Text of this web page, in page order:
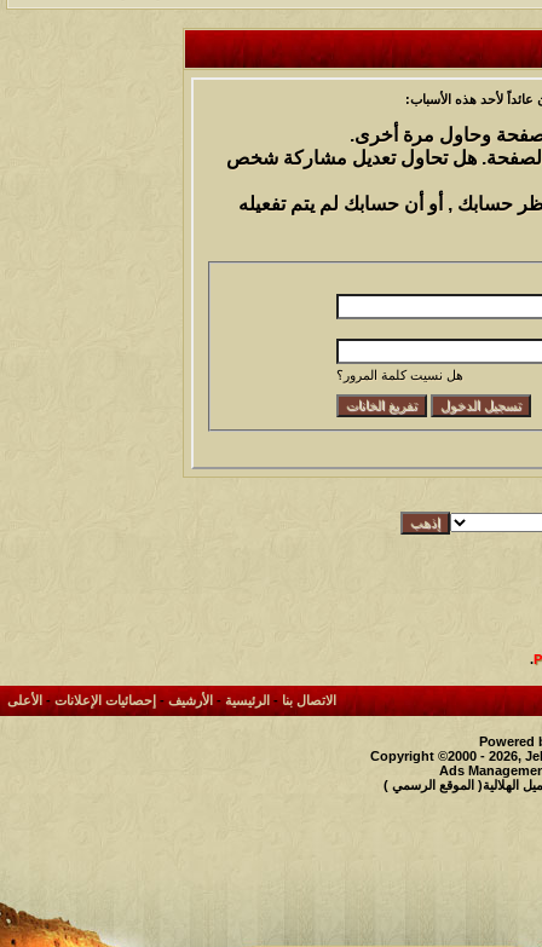
لأحد هذه الأسباب:
وحاول مرة أخرى.
الصفحة. هل تحاول تعديل مشاركة شخص
حسابك , أو أن حسابك لم يتم تفعيله
هل نسيت كلمة المرور؟
.
الاتصال بنا- الرئيسية-الأرشيف- إحصائيات الإعلانات- الأعلى
Powered
Copyright ©2000 - 2026,
Ads
الهلالية( الموقع الرسمي )